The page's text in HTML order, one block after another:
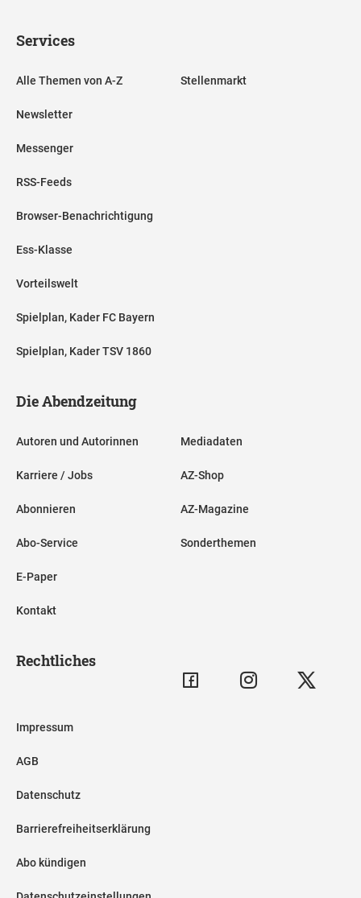
Services
Alle Themen von A-Z
Newsletter
Messenger
RSS-Feeds
Browser-Benachrichtigung
Ess-Klasse
Vorteilswelt
Spielplan, Kader FC Bayern
Spielplan, Kader TSV 1860
Stellenmarkt
Die Abendzeitung
Autoren und Autorinnen
Karriere / Jobs
Abonnieren
Abo-Service
E-Paper
Kontakt
Mediadaten
AZ-Shop
AZ-Magazine
Sonderthemen
Rechtliches
Impressum
AGB
Datenschutz
Barrierefreiheitserklärung
Abo kündigen